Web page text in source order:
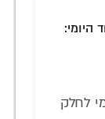
היומי:
לחלק